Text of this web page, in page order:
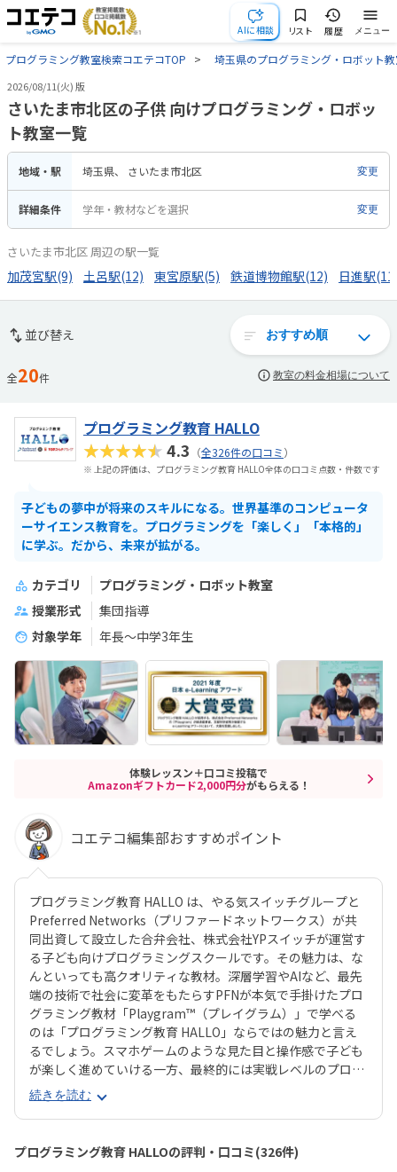
AIに相談 リスト 履歴 メニュー
プログラミング教室検索コエテコTOP 埼玉県のプログラミング・ロボット
2026/08/11(火) 版
さいたま市北区の子供 向けプログラミング・ロボッ
ト教室一覧
地域・駅 埼玉県 さいたま市北区 変更
詳細条件 学年・教材などを選択 変更
さいたま市北区 周辺の駅一覧
加茂宮駅(9) 土呂駅(12) 東宮原駅(5) 鉄道博物館駅(12) 日進駅
並び替え
全20件 教室の料金相場について
プログラミング教育 HALLO
★★★★★4.3 （全326件の口コミ）
※ 上記の評価は、プログラミング教育 HALLO全体の口コミ点数・件数です
子どもの夢中が将来のスキルになる。世界基準のコンピュータ
ーサイエンス教育を。プログラミングを「楽しく」「本格的」
に学ぶ。だから、未来が拡がる。
カテゴリ
プログラミング・ロボット教室
授業形式
集団指導
対象学年
年長～中学3年生
体験レッスン＋口コミ投稿で
Amazonギフトカード2,000円分がもらえる！
コエテコ編集部おすすめポイント
プログラミング教育 HALLO は、やる気スイッチグループと
Preferred Networks（プリファードネットワークス）が共
同出資して設立した合弁会社、株式会社YPスイッチが運営す
る子ども向けプログラミングスクールです。その魅力は、な
んといっても高クオリティな教材。深層学習やAIなど、最先
端の技術で社会に変革をもたらすPFNが本気で手掛けたプロ
グラミング教材「Playgram™（プレイグラム）」で学べる
のは「プログラミング教育 HALLO」ならではの魅力と言え
るでしょう。スマホゲームのような見た目と操作感で子ども
が楽しく進めていける一方、最終的には実戦レベルのプログ
ラミングスキルが身につく「Playgram」には、まるでマイ
ンクラフト（マイクラ）のように3D空間をデザインできるモ
ードも。子どもの創造性と技術力、そのどちらも高めていけ
るスクールをお探しのご家庭にぴったりのスクールです。ま
た、運営元のやる気スイッチグループといえば、子どもの性
続きを読む
プログラミング教育 HALLOの評判・口コミ(326件)